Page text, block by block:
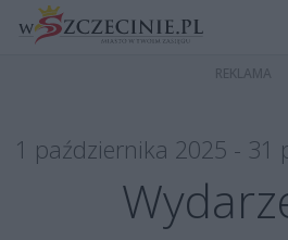
1 października 2025 - 31